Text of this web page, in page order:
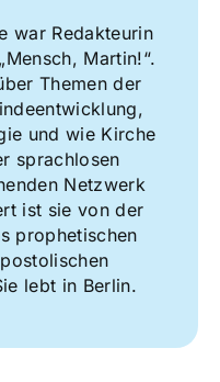
war Redakteurin
Martin!“.
Themen der
und wie Kirche
sprachlosen
Netzwerk
ist sie von der
prophetischen
lebt in Berlin.